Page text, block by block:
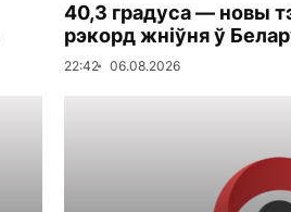
40,3 градуса — новы
рэкорд жніўня ў
22:42 06.08.2026